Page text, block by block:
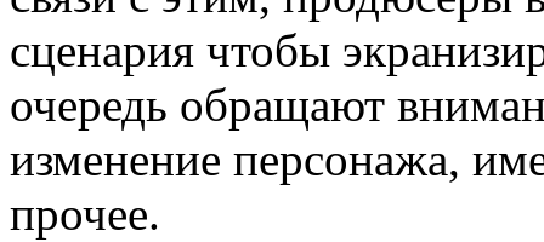
сценария чтобы
очередь обращают
изменение персонажа,
прочее.